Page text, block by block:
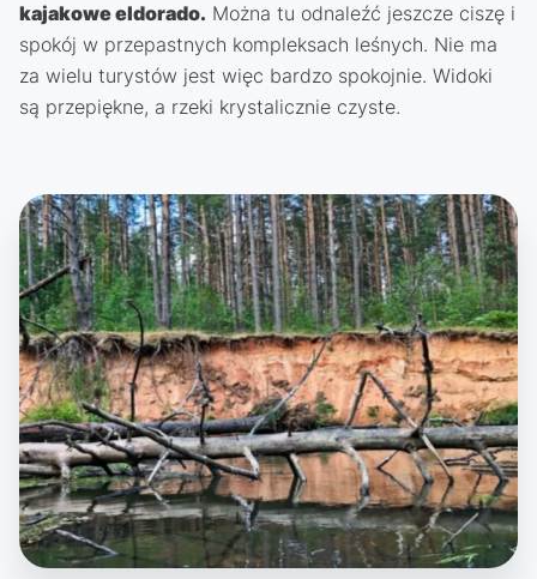
kajakowe eldorado. Można tu odnaleźć jeszcze ciszę i
spokój w przepastnych kompleksach leśnych. Nie ma
za wielu turystów jest więc bardzo spokojnie. Widoki
są przepiękne, a rzeki krystalicznie czyste.